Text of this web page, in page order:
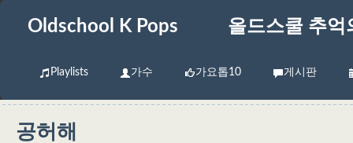
Oldschool K Pops 올드스쿨 추억
Playlists 가수 가요톱10 게시판
공허해